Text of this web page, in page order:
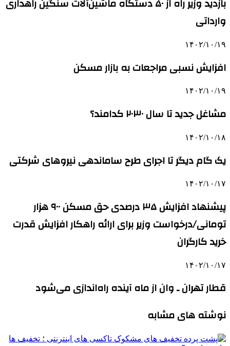
بازدید وزیر راه از ۵۰ دستگاه ماشین‌آلات سنگین راهداری
وارداتی
۱۴۰۲/۱۰/۱۹
افزایش نسبی مراجعات به بازار مسکن
۱۴۰۲/۱۰/۱۹
مشاغل جدید تا سال ۲۰۳۰ کدامند؟
۱۴۰۲/۱۰/۱۸
یک گام دیگر تا اجرای طرح ساماندهی نیروهای شرکتی
۱۴۰۲/۱۰/۱۷
پیشنهاد افزایش ۳۵ درصدی حق مسکن ۹۰۰ هزار
تومانی/درخواست وزیر برای ارائه راهکار افزایش قدرت
خرید کارگران
۱۴۰۲/۱۰/۱۷
قطار تهران ـ وان از ماه آینده راه‌اندازی می‌شود
نوشته های مشابه